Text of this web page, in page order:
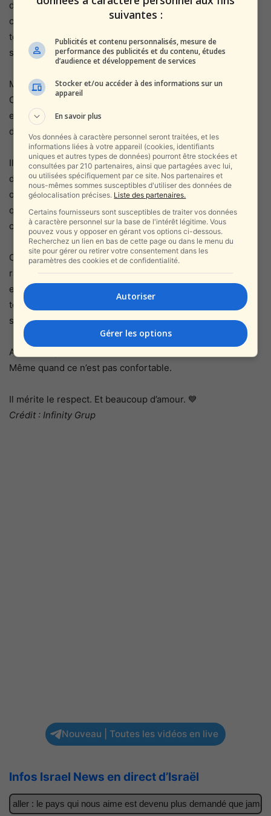
de Guy Hochman illustre une réalité dérangeante : dans
certaines capitales occidentales, la pression idéologique
tente désormais de décider qui a le droit de monter sur
scène.
Mais cette histoire raconte surtout l’inverse : la résilience.
Celle d’un artiste qui comprend que renoncer, parfois, est
exactement ce que l’on attend de vous. Et qui choisit donc
de ne pas renoncer.
Il y a dans ce geste — jouer dehors, dans le froid, sans
décor — quelque chose de profondément israélien. Une
obstination tranquille. Une capacité à continuer même
quand les conditions sont injustes. Une conviction que la
culture n’est pas un luxe, mais une nécessité.
Ce soir-là, Guy Hochman n’a pas seulement fait rire. Il a
rappelé que l’art n’a pas besoin d’une scène parfaite pour
exister. Il a montré que le courage ne se manifeste pas
toujours dans de grands discours, mais parfois dans un
simple refus de disparaître.
Art. Courage. Persévérance.
Même quand ce n’est pas confortable.
Il mérite le respect. Et beaucoup d’amour. 💙
Crédit : Infinity Grup
Nouveau | Toutes les vidéos en live
Infos Israel News en direct d’Israël
: le pays qui nous aime est devenu plus demandé que jamais
suivantes :
Publicités et contenu personnalisés, mesure de
performance des publicités et du contenu, études
d’audience et développement de services
Stocker et/ou accéder à des informations sur un
appareil
En savoir plus
Vos données à caractère personnel seront traitées, et les
informations liées à votre appareil (cookies, identifiants
uniques et autres types de données) pourront être stockées et
consultées par 210 partenaires, ainsi que partagées avec lui,
ou utilisées spécifiquement par ce site. Nos partenaires et
nous-mêmes sommes susceptibles d'utiliser des données de
géolocalisation précises. Liste des partenaires.
Certains fournisseurs sont susceptibles de traiter vos données
à caractère personnel sur la base de l'intérêt légitime. Vous
pouvez vous y opposer en gérant vos options ci-dessous.
Recherchez un lien en bas de cette page ou dans le menu du
site pour gérer ou retirer votre consentement dans les
paramètres des cookies et de confidentialité.
Autoriser
Gérer les options